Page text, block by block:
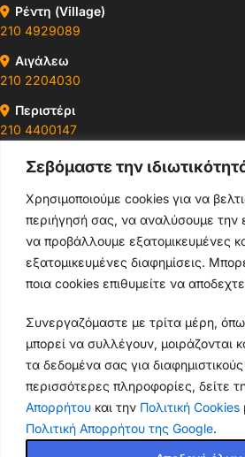
Σεβόμαστε την
Χρησιμοποιούμε cookies για να
περιήγησή σας, να αναλύσουμε την
να προβάλλουμε εξατομικευμένες
εξατομικευμένες διαφημίσεις.
ποια cookies επιθυμείτε να
Συνεργαζόμαστε με τρίτα μέρη,
μπορεί να συλλέγουν, μοιράζονται
τα δεδομένα σας για
περισσότερες πληροφορίες, δείτε
Απορρήτου και την Πολιτική Cookies
Πολιτική Απορρήτου της Google.
Ρέντη (Village)
210 4929089
Αιγάλεω
210 2204030
Περιστέρι
210 4400147
Ωράρια & Διευθύνσεις →
210 4929089
Κεντρικό τηλέφωνο
info@thikishop.gr
Δευ - Σάβ: 10:00 - 21:00
ΔΩΡΕΑΝ ΑΠΟΣΤΟΛΗ
για παραγγελίες άνω των 35€
Copyright 2025 Powered by ThikiShop.